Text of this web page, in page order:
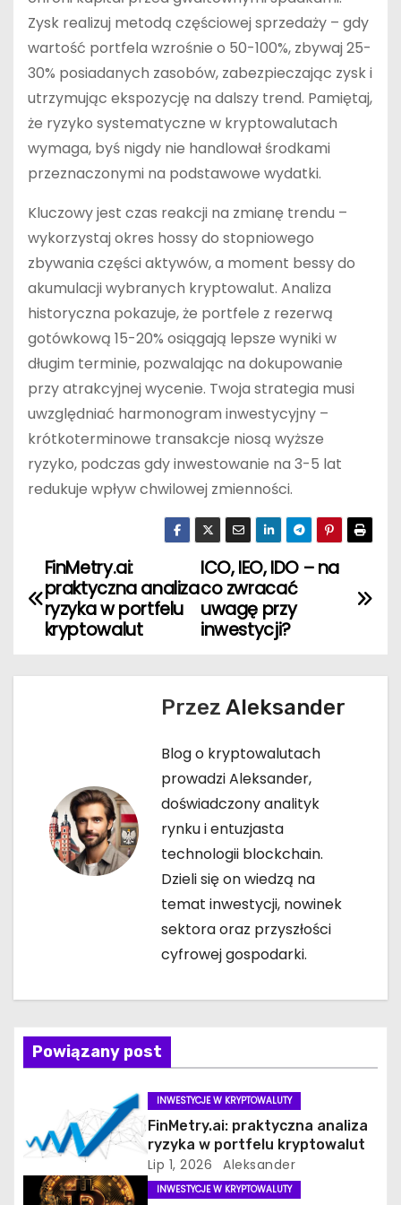
Zysk realizuj metodą częściowej sprzedaży – gdy
wartość portfela wzrośnie o 50-100%, zbywaj 25-
30% posiadanych zasobów, zabezpieczając zysk i
utrzymując ekspozycję na dalszy trend. Pamiętaj,
że ryzyko systematyczne w kryptowalutach
wymaga, byś nigdy nie handlował środkami
przeznaczonymi na podstawowe wydatki.
Kluczowy jest czas reakcji na zmianę trendu –
wykorzystaj okres hossy do stopniowego
zbywania części aktywów, a moment bessy do
akumulacji wybranych kryptowalut. Analiza
historyczna pokazuje, że portfele z rezerwą
gotówkową 15-20% osiągają lepsze wyniki w
długim terminie, pozwalając na dokupowanie
przy atrakcyjnej wycenie. Twoja strategia musi
uwzględniać harmonogram inwestycyjny –
krótkoterminowe transakcje niosą wyższe
ryzyko, podczas gdy inwestowanie na 3-5 lat
redukuje wpływ chwilowej zmienności.
N
a
s
u
ICO, IEO, IDO – na
co zwracać
uwagę przy
inwestycji?
FinMetry.ai:
praktyczna analiza
ryzyka w portfelu
kryptowalut
Przez Aleksander
Blog o kryptowalutach
prowadzi Aleksander,
doświadczony analityk
rynku i entuzjasta
technologii blockchain.
Dzieli się on wiedzą na
temat inwestycji, nowinek
sektora oraz przyszłości
cyfrowej gospodarki.
Powiązany post
INWESTYCJE W KRYPTOWALUTY
FinMetry.ai: praktyczna analiza
ryzyka w portfelu kryptowalut
Lip 1, 2026 Aleksander
INWESTYCJE W KRYPTOWALUTY